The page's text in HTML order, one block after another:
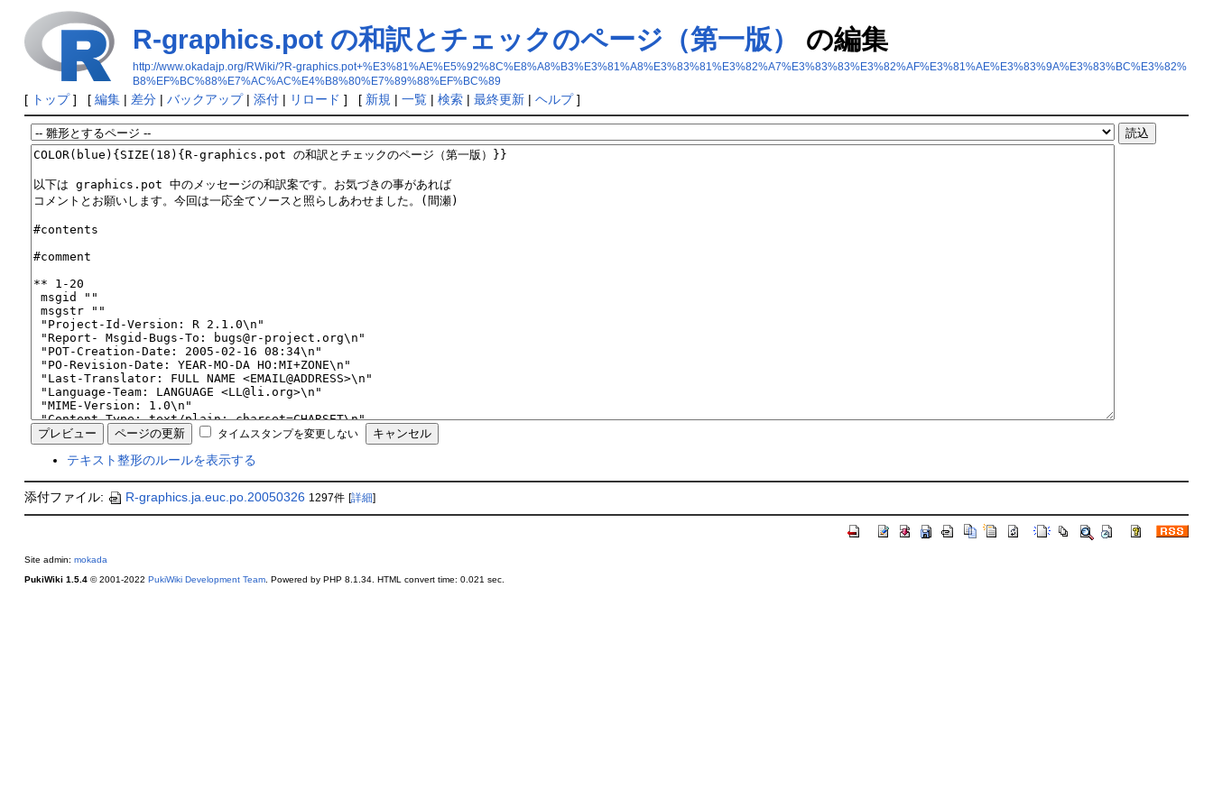
R-graphics.pot の和訳とチェックのページ（第一版） の編集
http://www.okadajp.org/RWiki/?R-graphics.pot+%E3%81%AE%E5%92%8C%E8%A8%B3%E3%81%A8%E3%83%81%E3%82%A7%E3%83%83%E3%82%AF%E3%81%AE%E3%83%9A%E3%83%BC%E3%82%
B8%EF%BC%88%E7%AC%AC%E4%B8%80%E7%89%88%EF%BC%89
[ トップ] [ 編集| 差分| バックアップ| 添付| リロード ] [ 新規 | 一覧| 検索| 最終更新| ヘルプ]
タイムスタンプを変更しない
テキスト整形のルールを表示する
添付ファイル: R-graphics.ja.euc.po.20050326 1297件 [詳細]
Site admin: mokada
PukiWiki 1.5.4© 2001-2022 PukiWiki Development Team. Powered by PHP 8.1.34. HTML convert time: 0.021 sec.